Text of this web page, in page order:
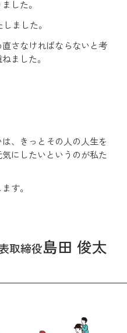
した。
ました。
さなければならないと考
ました。
、きっとその人の人生を
にしたいというのが私た
す。
取締役島田 俊太